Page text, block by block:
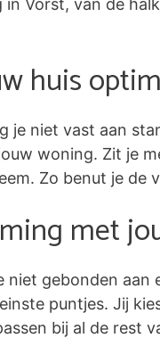
in Vorst, van de
huis
je niet vast aan
woning. Zit je
Zo benut je de
met
niet gebonden
puntjes. Jij
bij al de rest